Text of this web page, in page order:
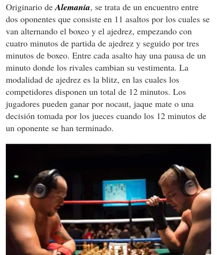
Originario deAlemania, se trata de un encuentro entre
dos oponentes que consiste en 11 asaltos por los cuales se
van alternando el boxeo y el ajedrez, empezando con
cuatro minutos de partida de ajedrez y seguido por tres
minutos de boxeo. Entre cada asalto hay una pausa de un
minuto donde los rivales cambian su vestimenta. La
modalidad de ajedrez es la blitz, en las cuales los
competidores disponen un total de 12 minutos. Los
jugadores pueden ganar por nocaut, jaque mate o una
decisión tomada por los jueces cuando los 12 minutos de
un oponente se han terminado.